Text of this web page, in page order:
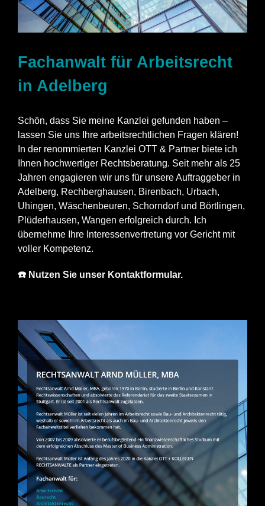
Fachanwalt für Arbeitsrecht
in Adelberg
Schön, dass Sie meine Kanzlei gefunden haben –
lassen Sie uns Ihre arbeitsrechtlichen Fragen klären!
In der renommierten Kanzlei OTT & Partner biete ich
Ihnen hochwertiger Rechtsberatung. Seit mehr als 25
Jahren engagieren wir uns für unsere Auftraggeber in
Adelberg, Rechberghausen, Birenbach, Urbach,
Uhingen, Wäschenbeuren, Schorndorfund Börtlingen,
Plüderhausen, Wangen erfolgreich durch. Ich
übernehme Ihre Interessenvertretung vor Gericht mit
voller Kompetenz.
☎️ Nutzen Sie unser Kontaktformular.